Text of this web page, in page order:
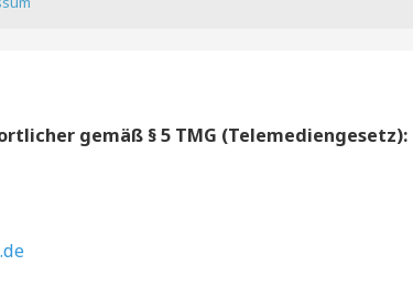
gemäß § 5 TMG (Telemediengesetz):